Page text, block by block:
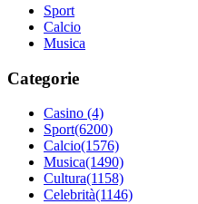
Sport
Calcio
Musica
Categorie
Casino (4)
Sport(6200)
Calcio(1576)
Musica(1490)
Cultura(1158)
Celebrità(1146)